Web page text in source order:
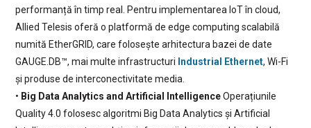
performanță în timp real. Pentru implementarea IoT în cloud,
Allied Telesis oferă o platformă de edge computing scalabilă
numită EtherGRID, care folosește arhitectura bazei de date
GAUGE.DB™, mai multe infrastructuri Industrial Ethernet, Wi-Fi
și produse de interconectivitate media.
• Big Data Analytics and Artificial IntelligenceOperațiunile
Quality 4.0 folosesc algoritmi Big Data Analytics și Artificial